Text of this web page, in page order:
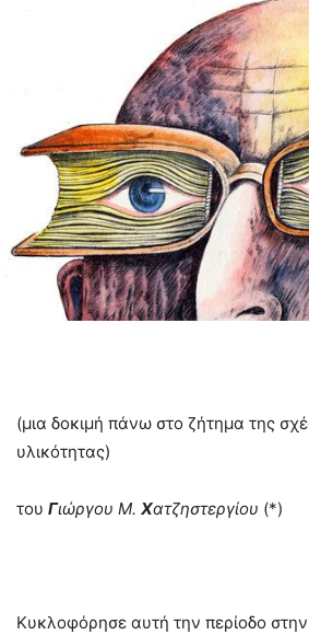
(μια δοκιμή πάνω στο ζήτημα της
υλικότητας)
του Γιώργου Μ. Χατζηστεργίου (*)
Κυκλοφόρησε αυτή την περίοδο στην